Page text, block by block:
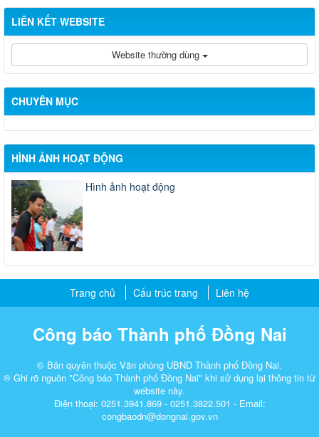
LIÊN KẾT WEBSITE
Website thường dùng
CHUYÊN MỤC
HÌNH ẢNH HOẠT ĐỘNG
Hình ảnh hoạt động
Trang chủ Cấu trúc trang Liên hệ
Công báo Thành phố Đồng Nai
© Bản quyền thuộc Văn phòng UBND Thành phố Đồng Nai.
® Ghi rõ nguồn "Công báo Thành phố Đồng Nai" khi sử dụng lại thông tin từ
website này.
Điện thoại: 0251.3941.869 - 0251.3822.501 - Email:
congbaodn@dongnai.gov.vn